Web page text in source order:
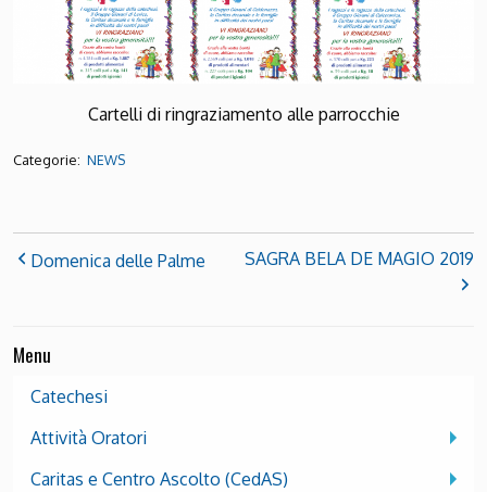
Cartelli di ringraziamento alle parrocchie
Categorie: NEWS
Domenica delle Palme SAGRA BELA DE MAGIO 2019
Menu
Catechesi
Attività Oratori
Caritas e Centro Ascolto (CedAS)